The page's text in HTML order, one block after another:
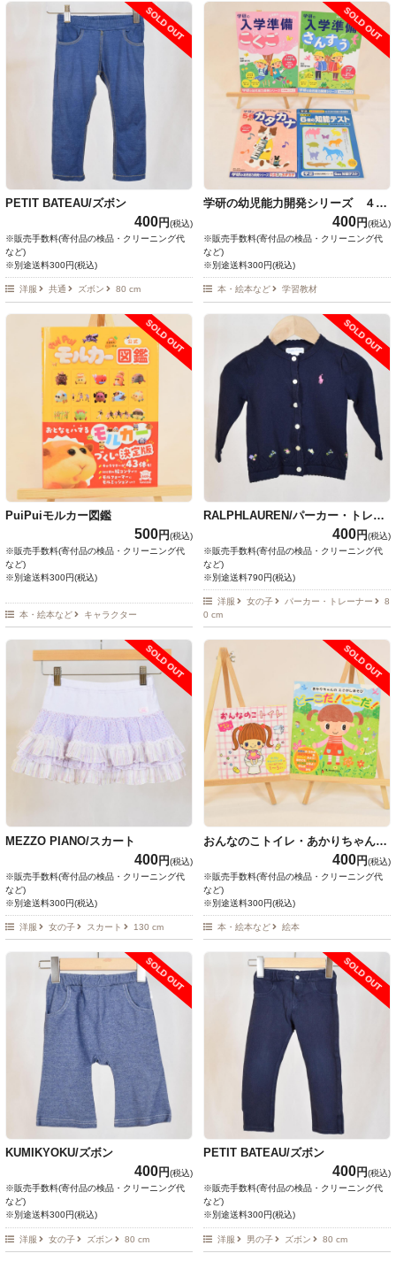
SOLD OUT
PETIT BATEAU/ズボン
400円(税込)
※販売手数料(寄付品の検品・クリーニング代
など)
※別途送料300円(税込)
洋服 共通 ズボン 80 cm
SOLD OUT
学研の幼児能力開発シリーズ ４冊
400円(税込)
※販売手数料(寄付品の検品・クリーニング代
など)
※別途送料300円(税込)
本・絵本など 学習教材
SOLD OUT
PuiPuiモルカー図鑑
500円(税込)
※販売手数料(寄付品の検品・クリーニング代
など)
※別途送料300円(税込)
本・絵本など キャラクター
SOLD OUT
RALPHLAUREN/パーカー・トレー
400円(税込)
※販売手数料(寄付品の検品・クリーニング代
など)
※別途送料790円(税込)
洋服 女の子 パーカー・トレーナー
8
0 cm
SOLD OUT
MEZZO PIANO/スカート
400円(税込)
※販売手数料(寄付品の検品・クリーニング代
など)
※別途送料300円(税込)
洋服 女の子 スカート 130 cm
SOLD OUT
おんなのこトイレ・あかりちゃんの
えさがしあそび どーこだ！どこ
だ！
400円(税込)
※販売手数料(寄付品の検品・クリーニング代
など)
※別途送料300円(税込)
本・絵本など 絵本
SOLD OUT
KUMIKYOKU/ズボン
400円(税込)
※販売手数料(寄付品の検品・クリーニング代
など)
※別途送料300円(税込)
洋服 女の子 ズボン 80 cm
SOLD OUT
PETIT BATEAU/ズボン
400円(税込)
※販売手数料(寄付品の検品・クリーニング代
など)
※別途送料300円(税込)
洋服 男の子 ズボン 80 cm